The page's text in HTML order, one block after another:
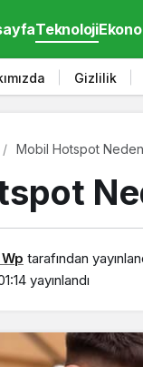
Teknoloji
Gizlilik
Mobil Hotspot
tarafından
yayınlandı